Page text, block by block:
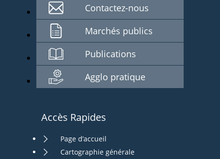
Contactez-nous
Marchés publics
Publications
Agglo pratique
Accès Rapides
Page d’accueil
Cartographie générale